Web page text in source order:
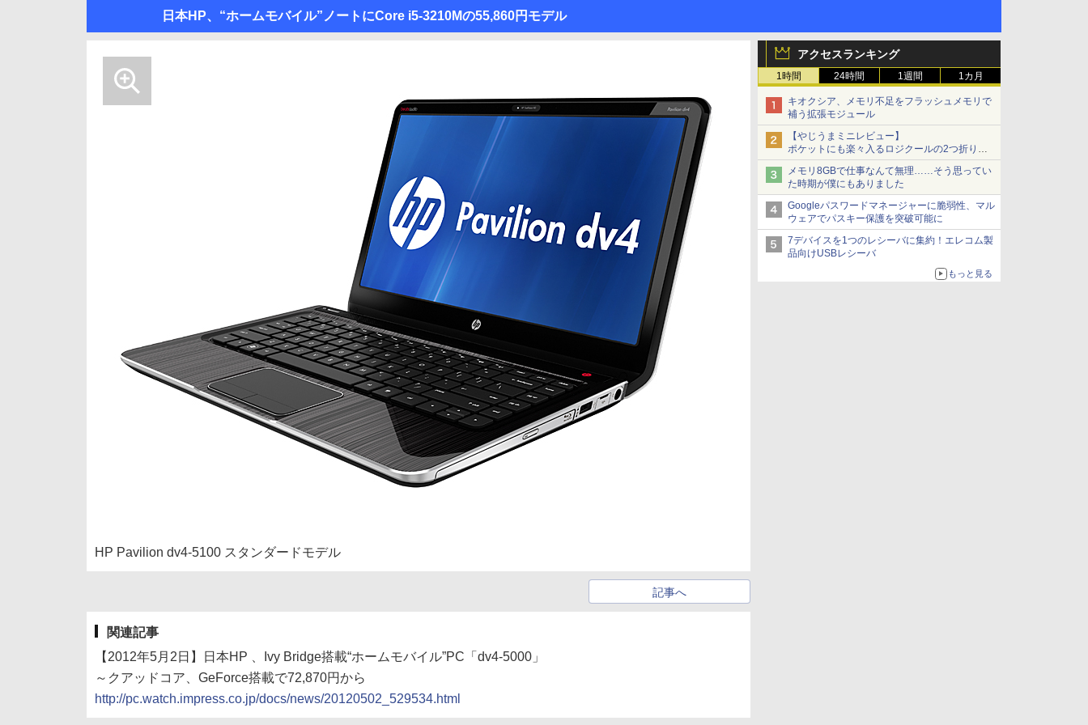
日本HP、“ホームモバイル”ノートにCore i5-3210Mの55,860円モデル
アクセスランキング
1時間 24時間 1週間 1カ月
キオクシア、メモリ不足をフラッシュメモリで
補う拡張モジュール
【やじうまミニレビュー】
ポケットにも楽々入るロジクールの2つ折りマ
ウス「Mobi Fold」。その気になるギミックと
は？
メモリ8GBで仕事なんて無理……そう思ってい
た時期が僕にもありました
Googleパスワードマネージャーに脆弱性、マル
ウェアでパスキー保護を突破可能に
7デバイスを1つのレシーバに集約！エレコム製
品向けUSBレシーバ
もっと見る
HP Pavilion dv4-5100 スタンダードモデル
記事へ
関連記事
【2012年5月2日】日本HP 、Ivy Bridge搭載“ホームモバイル”PC「dv4-5000」
～クアッドコア、GeForce搭載で72,870円から
http://pc.watch.impress.co.jp/docs/news/20120502_529534.html